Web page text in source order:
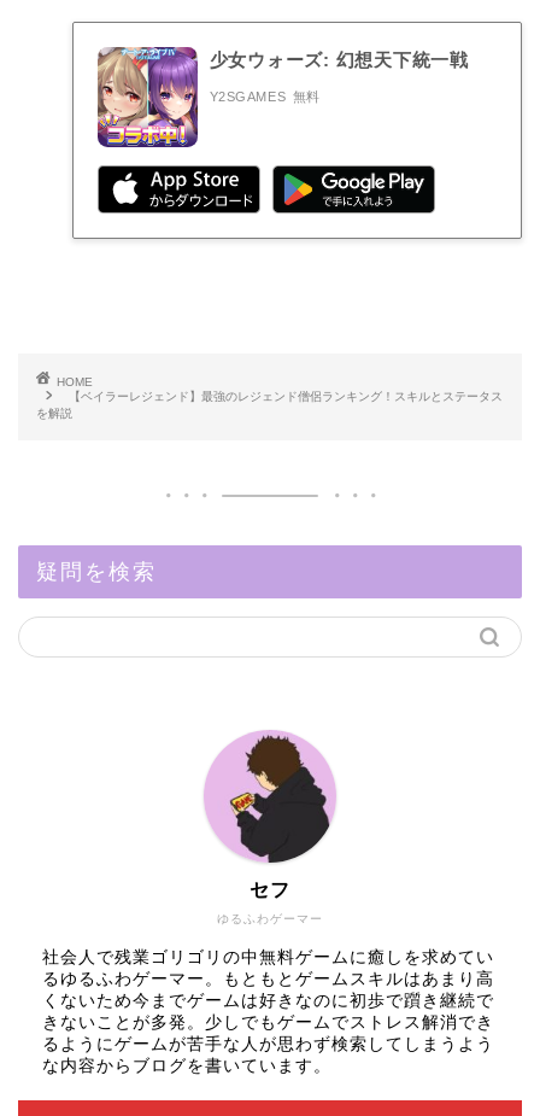
少女ウォーズ: 幻想天下統一戦
Y2SGAMES 無料
HOME
【ベイラーレジェンド】最強のレジェンド僧侶ランキング！スキルとステータス
を解説
疑問を検索
ゆるふわゲーマー
セフ
社会人で残業ゴリゴリの中無料ゲームに癒しを求めてい
るゆるふわゲーマー。もともとゲームスキルはあまり高
くないため今までゲームは好きなのに初歩で躓き継続で
きないことが多発。少しでもゲームでストレス解消でき
るようにゲームが苦手な人が思わず検索してしまうよう
な内容からブログを書いています。